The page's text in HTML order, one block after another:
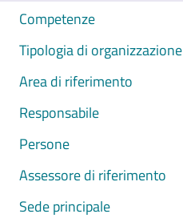
Competenze
Tipologia di organizzazione
Area di riferimento
Responsabile
Persone
Assessore di riferimento
Sede principale